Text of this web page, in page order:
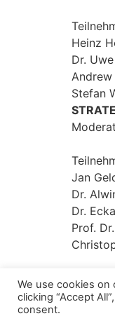
Heinz
Dr.
Andrew
Stefan
Jan
Dr.
Dr.
Prof.
We use cookies
clicking “Accept
consent.